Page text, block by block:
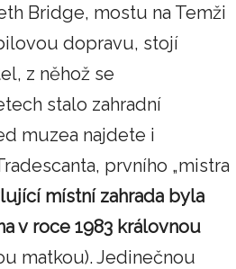
Bridge, mostu na Temži
dopravu, stojí
z něhož se
stalo zahradní
muzea najdete i
prvního „mistra
místní zahrada byla
v roce 1983 královnou
matkou). Jedinečnou